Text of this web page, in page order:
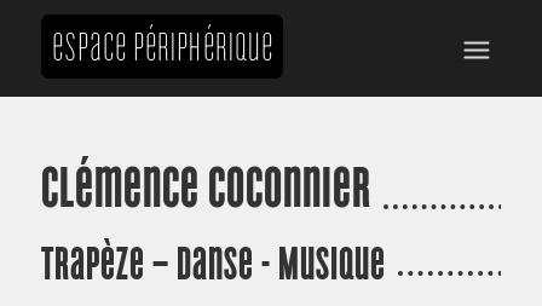
Clémence Coconnier
Trapèze – Danse - Musique